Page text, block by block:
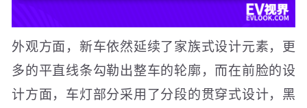
外观方面，新车依然延续了家族式设计元素，更
多的平直线条勾勒出整车的轮廓，而在前脸的设
计方面，车灯部分采用了分段的贯穿式设计，黑